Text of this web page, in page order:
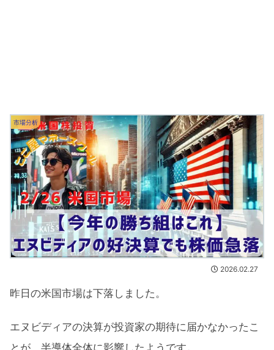
市場分析
2026.02.27
昨日の米国市場は下落しました。
エヌビディアの決算が投資家の期待に届かなかったこ
とが、半導体全体に影響したようです。